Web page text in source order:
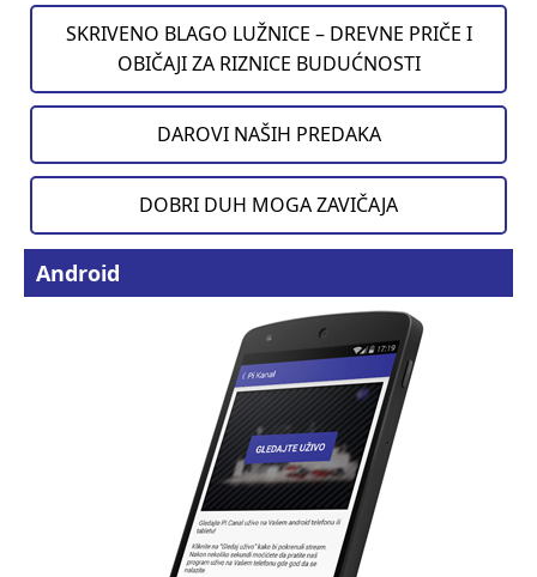
SKRIVENO BLAGO LUŽNICE – DREVNE PRIČE I
OBIČAJI ZA RIZNICE BUDUĆNOSTI
DAROVI NAŠIH PREDAKA
DOBRI DUH MOGA ZAVIČAJA
Android